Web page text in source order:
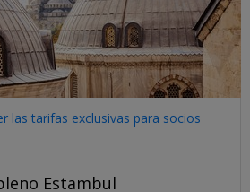
las tarifas exclusivas para socios
Estambul